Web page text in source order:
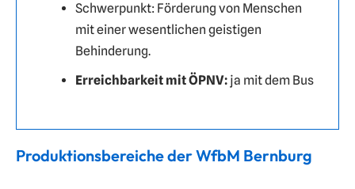
Schwerpunkt: Förderung von Menschen
mit einer wesentlichen geistigen
Behinderung.
Erreichbarkeit mit ÖPNV: ja mit dem Bus
Produktionsbereiche der WfbM Bernburg